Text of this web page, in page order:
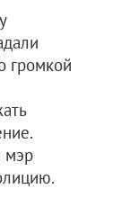
громкой
мэр